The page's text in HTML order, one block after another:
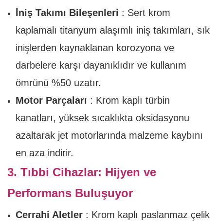
İniş Takımı Bileşenleri : Sert krom
kaplamalı titanyum alaşımlı iniş takımları, sık
inişlerden kaynaklanan korozyona ve
darbelere karşı dayanıklıdır ve kullanım
ömrünü %50 uzatır.
Motor Parçaları : Krom kaplı türbin
kanatları, yüksek sıcaklıkta oksidasyonu
azaltarak jet motorlarında malzeme kaybını
en aza indirir.
3. Tıbbi Cihazlar: Hijyen ve
Performans Buluşuyor
Cerrahi Aletler: Krom kaplı paslanmaz çelik